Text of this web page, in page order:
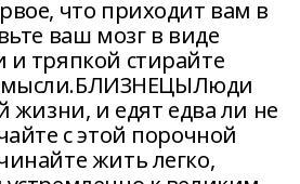
что приходит вам в
ваш мозг в виде
и тряпкой стирайте
жизни, и едят едва ли не
с этой порочной
жить легко,